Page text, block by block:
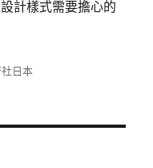
計樣式需要擔心的
日本